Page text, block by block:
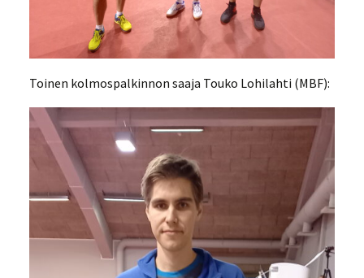
Toinen kolmospalkinnon saaja Touko Lohilahti (MBF):